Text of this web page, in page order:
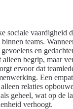
sociale vaardigheid
teams.
en
begrip, maar
ervoor dat
Een
relaties
geheel, wat op de
verhoogt.